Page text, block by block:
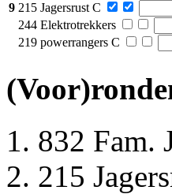
9 215 Jagersrust C
244 Elektrotrekkers
219 powerrangers C
832 Fam.
215